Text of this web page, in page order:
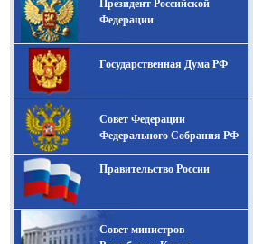
-- Лучшее, что можно сделать с хорошим советом, это
пропустить его мимо ушей. Он никогда не бывает
полезен никому, кроме того, кто его дал.
-- Люблю давать советы и очень не люблю, когда их
дают мне.
Президент Российской
Федерации
Государственная Дума РФ
Совет Федерации
Федерального Собрания РФ
Правительство России
Совет министров